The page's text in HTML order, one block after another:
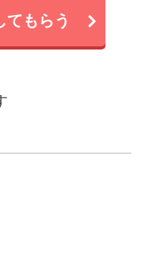
てもらう